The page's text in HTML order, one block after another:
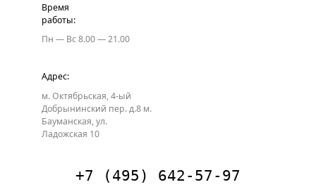
Время
работы:
Пн — Вс8.00 — 21.00
Адрес:
м. Октябрьская, 4-ый
Добрынинский пер. д.8м.
Бауманская, ул.
Ладожская 10
+7 (495) 642-57-97